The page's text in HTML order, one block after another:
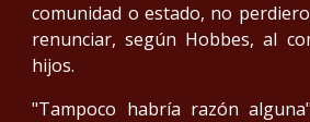
comunidad o estado, no
renunciar, según Hobbes, al
hijos.
"Tampoco habría razón